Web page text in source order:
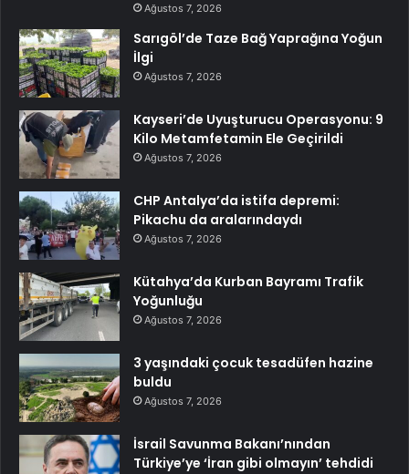
Ağustos 7, 2026
Sarıgöl’de Taze Bağ Yaprağına Yoğun
İlgi
Ağustos 7, 2026
Kayseri’de Uyuşturucu Operasyonu: 9
Kilo Metamfetamin Ele Geçirildi
Ağustos 7, 2026
CHP Antalya’da istifa depremi:
Pikachu da aralarındaydı
Ağustos 7, 2026
Kütahya’da Kurban Bayramı Trafik
Yoğunluğu
Ağustos 7, 2026
3 yaşındaki çocuk tesadüfen hazine
buldu
Ağustos 7, 2026
İsrail Savunma Bakanı’nından
Türkiye’ye ‘İran gibi olmayın’ tehdidi